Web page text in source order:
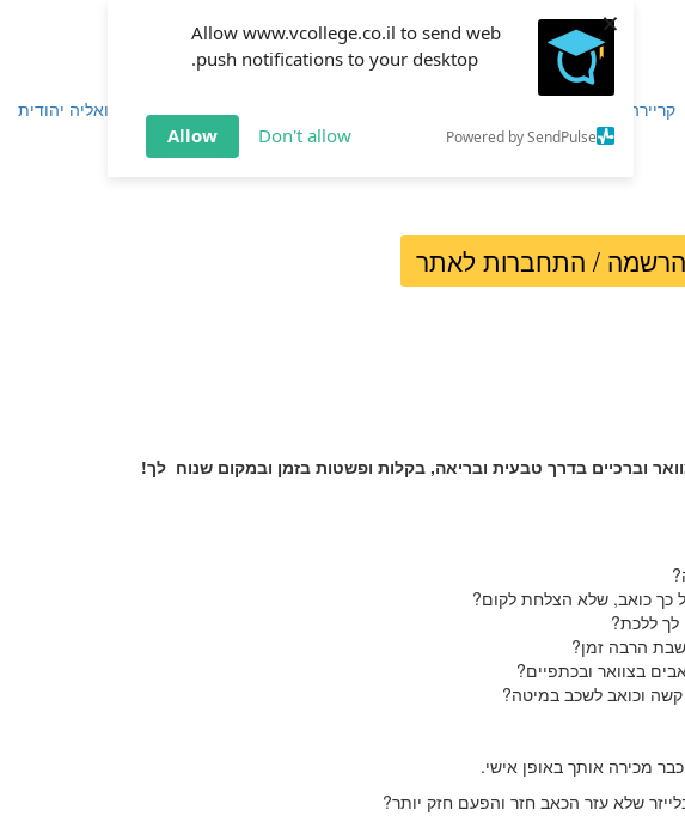
Allow www.vcollege.co.il to send web
push notifications to your desktop.
Powered by SendPulse
Don't allow
Allow
×
TOV אקטואליה יהודית שיטת ימימה קריירה וכלכלה
הרשמה / התחברות לאתר
וברכיים בדרך טבעית ובריאה, בקלות ופשטות בזמן ובמקום שנוח לך!
כך כואב, שלא הצלחת לקום?
ללכת?
הרבה זמן?
בצוואר ובכתפיים?
קשה וכואב לשכב במיטה?
מכירה אותך באופן אישי.
שלא עזר הכאב חזר והפעם חזק יותר?